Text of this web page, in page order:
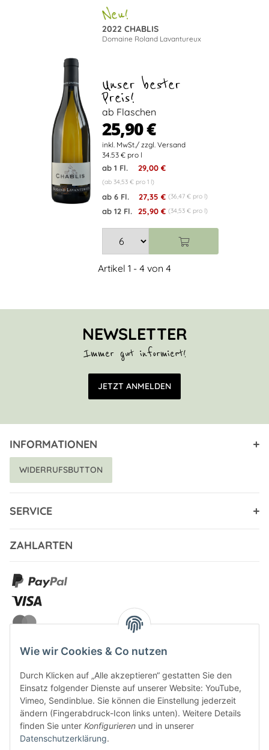
2022 CHABLIS
Domaine Roland Lavantureux
Unser bester
Preis!
ab Flaschen
25,90 €
34.53 € pro l
ab 1 Fl. 29,00 €
(ab 34,53 € pro 1 l)
ab 6 Fl. 27,35 € (36,47 € pro l)
ab 12 Fl. 25,90 € (34,53 € pro l)
Artikel 1 - 4 von 4
NEWSLETTER
Immer gut informiert!
E-Mail Adresse
JETZT ANMELDEN
INFORMATIONEN
WIDERRUFSBUTTON
SERVICE
ZAHLARTEN
VERSANDARTEN
Wie wir Cookies & Co nutzen
Durch Klicken auf „Alle akzeptieren“ gestatten Sie den
Einsatz folgender Dienste auf unserer Website: YouTube,
Vimeo, Sendinblue. Sie können die Einstellung jederzeit
ändern (Fingerabdruck-Icon links unten). Weitere Details
finden Sie unter Konfigurieren und in unserer
Datenschutzerklärung.